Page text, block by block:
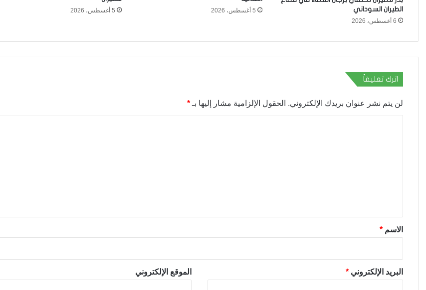
الطيران السوداني
6 أغسطس، 2026
5 أغسطس، 2026 5 أغسطس، 2026
اترك تعليقاً
لن يتم نشر عنوان بريدك الإلكتروني. الحقول الإلزامية مشار إليها بـ *
*الاسم *
البريد الإلكتروني * الموقع الإلكتروني